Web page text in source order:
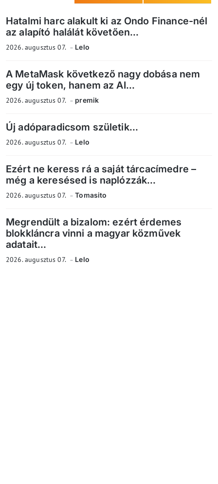
Hatalmi harc alakult ki az Ondo Finance-nél
az alapító halálát követően...
2026. augusztus 07. Lelo
A MetaMask következő nagy dobása nem
egy új token, hanem az AI...
2026. augusztus 07. premik
Új adóparadicsom születik...
2026. augusztus 07. Lelo
Ezért ne keress rá a saját tárcacímedre –
még a keresésed is naplózzák...
2026. augusztus 07. Tomasito
Megrendült a bizalom: ezért érdemes
blokkláncra vinni a magyar közművek
adatait...
2026. augusztus 07. Lelo